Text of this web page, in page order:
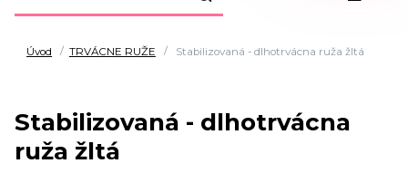
Úvod TRVÁCNE RUŽE Stabilizovaná - dlhotrvácna ruža žltá
Stabilizovaná - dlhotrvácna
ruža žltá